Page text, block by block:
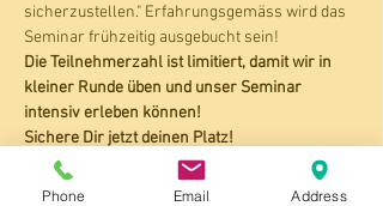
sicherzustellen." Erfahrungsgemäss wird das
Seminar frühzeitig ausgebucht sein!
Die Teilnehmerzahl ist limitiert, damit wir in
kleiner Runde üben und unser Seminar
intensiv erleben können!
Sichere Dir jetzt deinen Platz!
Suche die Stille auf und nimm dir die Zeit und
Phone Email Address